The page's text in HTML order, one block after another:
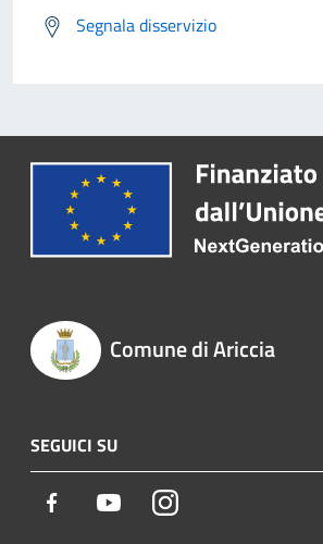
Segnala disservizio
Comune di Ariccia
SEGUICI SU
Facebook YoutubeInstagram